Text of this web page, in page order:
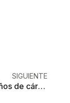
SIGUIENTE
Hasta 70 años de cárcel a quien ejerce violencia vicaria